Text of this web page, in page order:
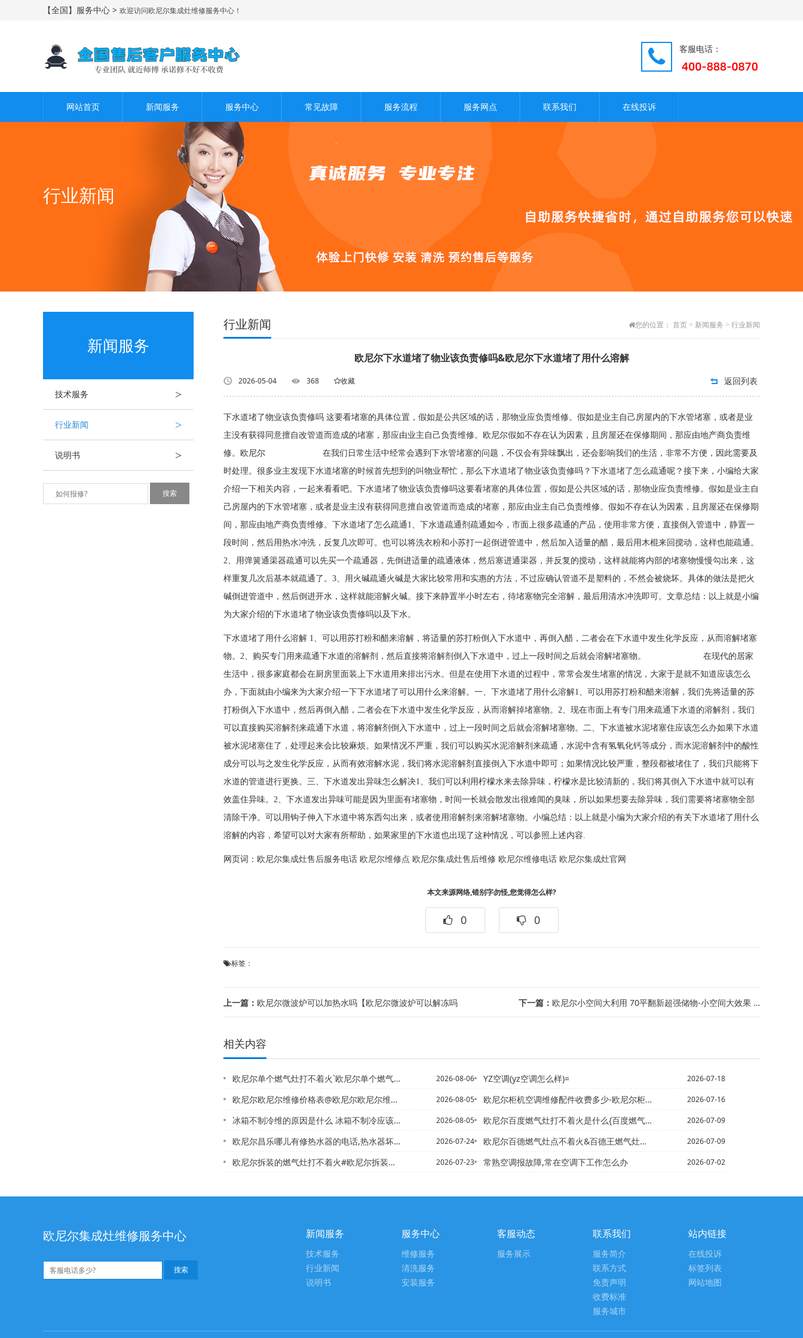
【全国】服务中心 > 欢迎访问欧尼尔集成灶维修服务中心！
客服电话：
网站首页 新闻服务 服务中心 常见故障 服务流程 服务网点 联系我们 在线投诉
行业新闻
新闻服务
技术服务 >
行业新闻 >
说明书 >
行业新闻 您的位置： 首页 > 新闻服务 > 行业新闻
欧尼尔下水道堵了物业该负责修吗&欧尼尔下水道堵了用什么溶解
2026-05-04 368 收藏 返回列表
下水道堵了物业该负责修吗 这要看堵塞的具体位置，假如是公共区域的话，那物业应负责维修。假如是业主自己房屋内的下水管堵塞，或者是业
主没有获得同意擅自改管道而造成的堵塞，那应由业主自己负责维修。欧尼尔假如不存在认为因素，且房屋还在保修期间，那应由地产商负责维
修。欧尼尔 在我们日常生活中经常会遇到下水管堵塞的问题，不仅会有异味飘出，还会影响我们的生活，非常不方便，因此需要及
时处理。很多业主发现下水道堵塞的时候首先想到的叫物业帮忙，那么下水道堵了物业该负责修吗？下水道堵了怎么疏通呢？接下来，小编给大家
介绍一下相关内容，一起来看看吧。下水道堵了物业该负责修吗这要看堵塞的具体位置，假如是公共区域的话，那物业应负责维修。假如是业主自
己房屋内的下水管堵塞，或者是业主没有获得同意擅自改管道而造成的堵塞，那应由业主自己负责维修。假如不存在认为因素，且房屋还在保修期
间，那应由地产商负责维修。下水道堵了怎么疏通1、下水道疏通剂疏通如今，市面上很多疏通的产品，使用非常方便，直接倒入管道中，静置一
段时间，然后用热水冲洗，反复几次即可。也可以将洗衣粉和小苏打一起倒进管道中，然后加入适量的醋，最后用木棍来回搅动，这样也能疏通。
2、用弹簧通渠器疏通可以先买一个疏通器，先倒进适量的疏通液体，然后塞进通渠器，并反复的搅动，这样就能将内部的堵塞物慢慢勾出来，这
样重复几次后基本就疏通了。3、用火碱疏通火碱是大家比较常用和实惠的方法，不过应确认管道不是塑料的，不然会被烧坏。具体的做法是把火
碱倒进管道中，然后倒进开水，这样就能溶解火碱。接下来静置半小时左右，待堵塞物完全溶解，最后用清水冲洗即可。文章总结：以上就是小编
为大家介绍的下水道堵了物业该负责修吗以及下水。
下水道堵了用什么溶解 1、可以用苏打粉和醋来溶解，将适量的苏打粉倒入下水道中，再倒入醋，二者会在下水道中发生化学反应，从而溶解堵塞
物。2、购买专门用来疏通下水道的溶解剂，然后直接将溶解剂倒入下水道中，过上一段时间之后就会溶解堵塞物。 在现代的居家
生活中，很多家庭都会在厨房里面装上下水道用来排出污水。但是在使用下水道的过程中，常常会发生堵塞的情况，大家于是就不知道应该怎么
办，下面就由小编来为大家介绍一下下水道堵了可以用什么来溶解。一、下水道堵了用什么溶解1、可以用苏打粉和醋来溶解，我们先将适量的苏
打粉倒入下水道中，然后再倒入醋，二者会在下水道中发生化学反应，从而溶解掉堵塞物。2、现在市面上有专门用来疏通下水道的溶解剂，我们
可以直接购买溶解剂来疏通下水道，将溶解剂倒入下水道中，过上一段时间之后就会溶解堵塞物。二、下水道被水泥堵塞住应该怎么办如果下水道
被水泥堵塞住了，处理起来会比较麻烦。如果情况不严重，我们可以购买水泥溶解剂来疏通，水泥中含有氢氧化钙等成分，而水泥溶解剂中的酸性
成分可以与之发生化学反应，从而有效溶解水泥，我们将水泥溶解剂直接倒入下水道中即可；如果情况比较严重，整段都被堵住了，我们只能将下
水道的管道进行更换。三、下水道发出异味怎么解决1、我们可以利用柠檬水来去除异味，柠檬水是比较清新的，我们将其倒入下水道中就可以有
效盖住异味。2、下水道发出异味可能是因为里面有堵塞物，时间一长就会散发出很难闻的臭味，所以如果想要去除异味，我们需要将堵塞物全部
清除干净。可以用钩子伸入下水道中将东西勾出来，或者使用溶解剂来溶解堵塞物。小编总结：以上就是小编为大家介绍的有关下水道堵了用什么
溶解的内容，希望可以对大家有所帮助，如果家里的下水道也出现了这种情况，可以参照上述内容.
网页词： 欧尼尔集成灶售后服务电话 欧尼尔维修点 欧尼尔集成灶售后维修 欧尼尔维修电话 欧尼尔集成灶官网
本文来源网络,错别字勿怪,您觉得怎么样?
0 0
标签：
上一篇： 欧尼尔微波炉可以加热水吗【欧尼尔微波炉可以解冻吗 下一篇： 欧尼尔小空间大利用 70平翻新超强储物-小空间大效果 看美女自己设计36平米田园...
相关内容
欧尼尔单个燃气灶打不着火`欧尼尔单个燃气灶打不着火的原因 2026-08-06
欧尼尔欧尼尔维修价格表@欧尼尔欧尼尔维修价格表新版 2026-08-05
冰箱不制冷维的原因是什么 冰箱不制冷应该如何解决，冰箱不制冷维修多少钱 ？冰箱不... 2026-08-05
欧尼尔昌乐哪儿有修热水器的电话,热水器坏了找谁修】欧尼尔昌乐热水器清洗电话地址,... 2026-07-24
欧尼尔拆装的燃气灶打不着火#欧尼尔拆装海尔热水器电话,海尔热水器换镁棒教程 2026-07-23
YZ空调(yz空调怎么样)= 2026-07-18
欧尼尔柜机空调维修配件收费多少-欧尼尔柜机空调维修配件收费多少钱2027最新标准 2026-07-16
欧尼尔百度燃气灶打不着火是什么{百度燃气灶打不着火原因 2026-07-09
欧尼尔百德燃气灶点不着火&百德王燃气灶打不着火 2026-07-09
常熟空调报故障,常在空调下工作怎么办 2026-07-02
欧尼尔集成灶维修服务中心 新闻服务
技术服务
行业新闻
说明书
服务中心
维修服务
清洗服务
安装服务
客服动态
服务展示
联系我们
服务简介
联系方式
免责声明
收费标准
服务城市
站内链接
在线投诉
标签列表
网站地图